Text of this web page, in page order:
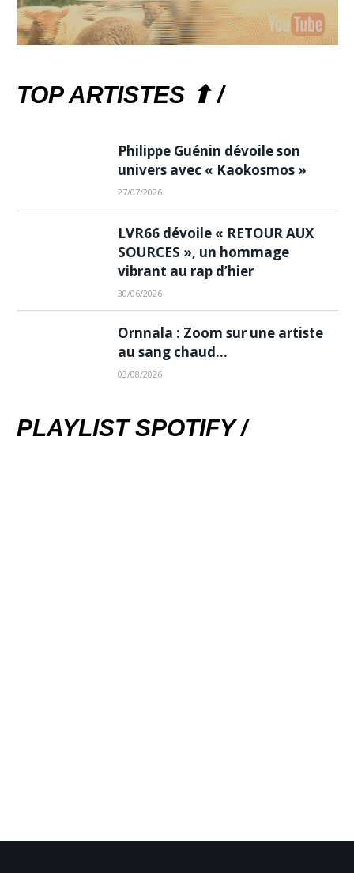
TOP ARTISTES ⬆ /
Philippe Guénin dévoile son
univers avec « Kaokosmos »
27/07/2026
LVR66 dévoile « RETOUR AUX
SOURCES », un hommage
vibrant au rap d’hier
30/06/2026
Ornnala : Zoom sur une artiste
au sang chaud…
03/08/2026
PLAYLIST SPOTIFY /